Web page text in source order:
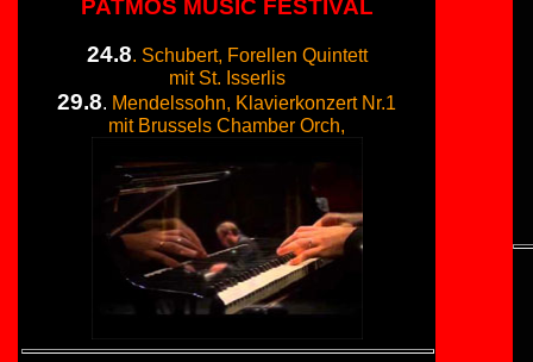
PATMOS MUSIC FESTIVAL
24.8. Schubert, Forellen Quintett
mit St. Isserlis
29.8. Mendelssohn, Klavierkonzert Nr.1
mit Brussels Chamber Orch,